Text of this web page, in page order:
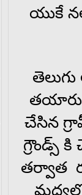
యుకే
చేసిన
గ్రౌండ్స్
తర్వాత
మధ్యలో